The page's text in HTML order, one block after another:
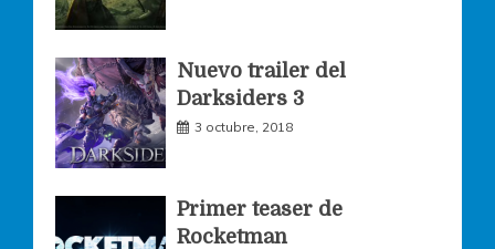
m
Nuevo trailer del
Darksiders 3
3 octubre, 2018
Primer teaser de
Rocketman